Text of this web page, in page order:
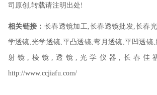
司原创 ,转载请注明出处!
相关链接： 长春透镜加工,长春透镜批发,长春
学透镜,光学透镜,平凸透镜,弯月透镜,平凹透镜,
射镜 , 棱镜 , 透镜 , 光学仪器 , 长春佳
http://www.ccjiafu.com/